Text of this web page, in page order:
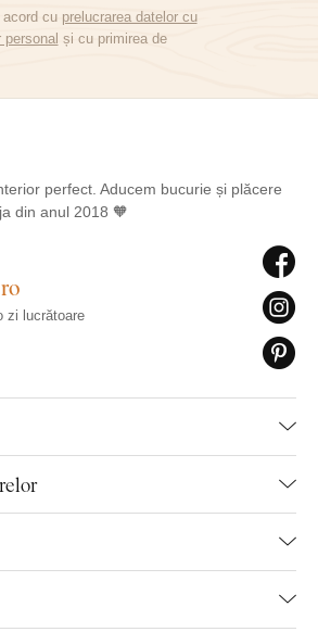
acord cu prelucrarea datelor cu
și cu primirea de
perfect. Aducem bucurie și plăcere
din anul 2018 🧡
zi lucrătoare